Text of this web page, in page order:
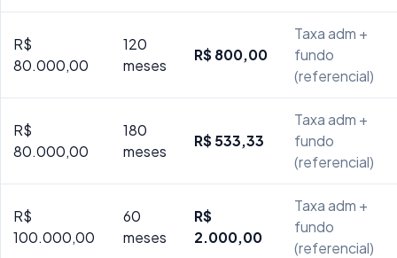
R$
80.000,00
120
meses
R$ 800,00
Taxa adm +
fundo
(referencial)
R$
80.000,00
180
meses
R$ 533,33
Taxa adm +
fundo
(referencial)
R$
100.000,00
60
meses
R$
2.000,00
Taxa adm +
fundo
(referencial)